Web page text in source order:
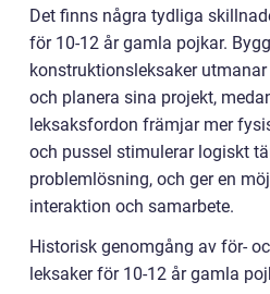
Det finns några tydliga
för 10-12 år gamla pojkar.
konstruktionsleksaker
och planera sina projekt,
leksaksfordon främjar mer
och pussel stimulerar logiskt
problemlösning, och ger en
interaktion och samarbete.
Historisk genomgång av för-
leksaker för 10-12 år gamla